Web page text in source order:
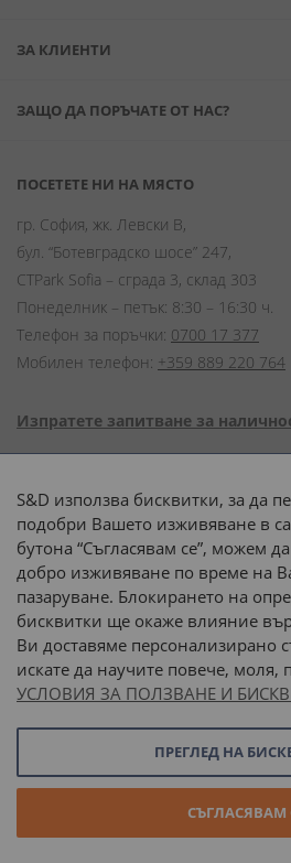
ЗА КЛИЕНТИ
ЗАЩО ДА ПОРЪЧАТЕ ОТ НАС?
ПОСЕТЕТЕ НИ НА МЯСТО
гр. София, жк. Левски В,
бул. “Ботевградско шосе” 247,
CTPark Sofia – сграда 3, склад 303
Понеделник – петък: 8:30 – 16:30 ч.
Телефон за поръчки: 0700 17 377
Мобилен телефон: +359 889 220 764
Изпратете запитване за
Начини на
Доставка до
или
Онлайн
S&D използва бисквитки, за да
подобри Вашето изживяване в
бутона “Съгласявам се”, можем
добро изживяване по време на
пазаруване. Блокирането на
бисквитки ще окаже влияние
Ви доставяме персонализирано
искате да научите повече, моля,
УСЛОВИЯ ЗА ПОЛЗВАНЕ И
СЪГЛАСЯВАМ
ПРЕГЛЕД НА